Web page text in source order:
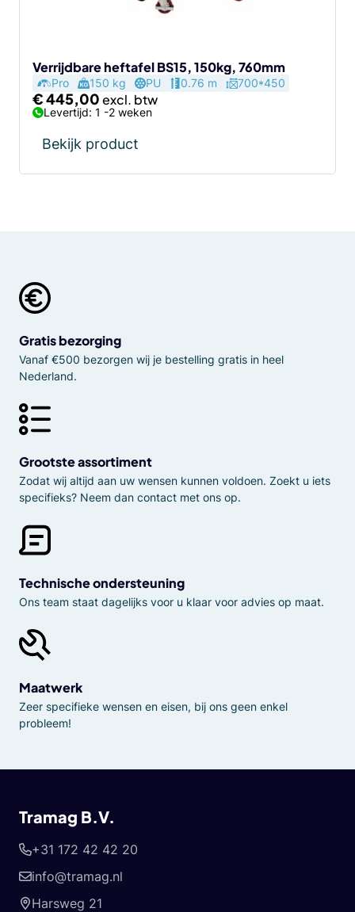
Verrijdbare heftafel BS15, 150kg, 760mm
Pro 150 kg PU 0.76 m 700*450
€445,00
Levertijd: 1 -2 weken
Bekijk product
Gratis bezorging
Vanaf €500 bezorgen wij je bestelling gratis in heel
Nederland.
Grootste assortiment
Zodat wij altijd aan uw wensen kunnen voldoen. Zoekt u iets
specifieks? Neem dan contact met ons op.
Technische ondersteuning
Ons team staat dagelijks voor u klaar voor advies op maat.
Maatwerk
Zeer specifieke wensen en eisen, bij ons geen enkel
probleem!
Tramag B.V.
+31 172 42 42 20
info@tramag.nl
Harsweg 21